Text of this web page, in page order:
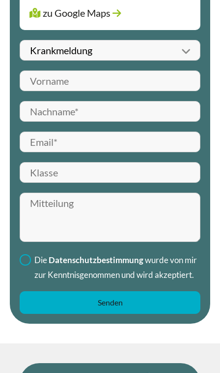
zu Google Maps
Betreff wählen
Vorname
Nachname*
E-Mail*
Klasse
Mitteilung hinterlassen
Die Datenschutzbestimmungwurde von mir
zur Kenntnisgenommen und wird akzeptiert.